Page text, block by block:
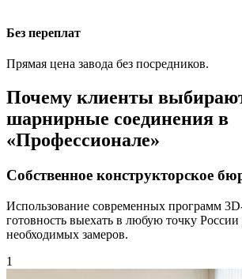
Без переплат
Прямая цена завода без посредников.
Почему клиенты
шарнирные соединения в
«Профессионале»
Собственное конструкторское
Использование современных программ
готовность выехать в любую точку России
необходимых замеров.
1